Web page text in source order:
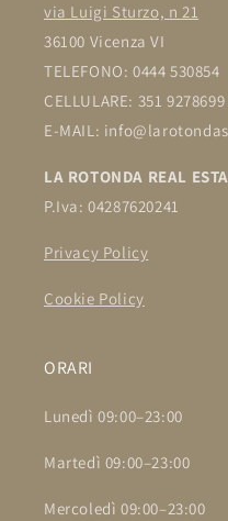
via Luigi Sturzo, n 21
36100 Vicenza VI
TELEFONO: 0444 530854
CELLULARE: 351 9278699
E-MAIL:
LA ROTONDA REAL
P.Iva: 04287620241
Privacy Policy
Cookie Policy
ORARI
Lunedì 09:00–23:00
Martedì 09:00–23:00
Mercoledì 09:00–23:00